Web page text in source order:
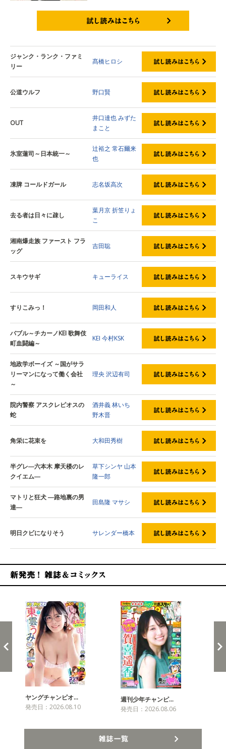
ジャンク・ランク・ファミ
リー
髙橋ヒロシ
公道ウルフ 野口賢
OUT
井口達也みずた
まこと
氷室蓮司～日本統一～
辻裕之 常石爾来
也
凍牌 コールドガール 志名坂高次
去る者は日々に疎し
葉月京折笠りょ
こ
湘南爆走族 ファースト フラ
ッグ
吉田聡
スキウサギ キューライス
すりこみっ！ 岡田和人
バブル～チカーノKEI 歌舞伎
町血闘編～
KEI 今村KSK
地政学ボーイズ ～国がサラ
リーマンになって働く会社
～
理央沢辺有司
院内警察 アスクレピオスの
蛇
酒井義林いち
野木晋
角栄に花束を 大和田秀樹
半グレ―六本木 摩天楼のレ
クイエム―
草下シンヤ 山本
隆一郎
マトリと狂犬 ―路地裏の男
達―
田島隆 マサシ
明日クビになりそう サレンダー橋本
ヤングチャンピオ…
発売日：2026.08.10
週刊少年チャンピ…
発売日：2026.08.06